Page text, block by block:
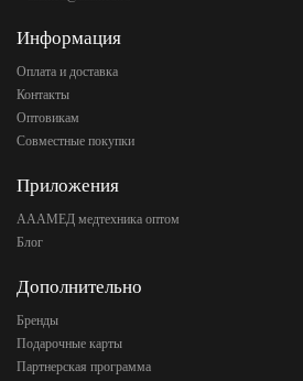
Информация
Оплата и доставка
Контакты
Оптовикам
Совместные покупки
Приложения
АААМЕД медтехника оптом
Блог
Дополнительно
Бренды
Подарочные карты
Партнерская программа